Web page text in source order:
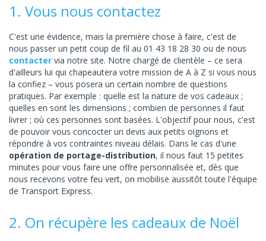
1. Vous nous contactez
C'est une évidence, mais la première chose à faire, c'est de
nous passer un petit coup de fil au 01 43 18 28 30 ou de nous
contacter via notre site. Notre chargé de clientèle – ce sera
d'ailleurs lui qui chapeautera votre mission de A à Z si vous nous
la confiez – vous posera un certain nombre de questions
pratiques. Par exemple : quelle est la nature de vos cadeaux ;
quelles en sont les dimensions ; combien de personnes il faut
livrer ; où ces personnes sont basées. L'objectif pour nous, c'est
de pouvoir vous concocter un devis aux petits oignons et
répondre à vos contraintes niveau délais. Dans le cas d'une
opération de portage-distribution, il nous faut 15 petites
minutes pour vous faire une offre personnalisée et, dès que
nous recevons votre feu vert, on mobilise aussitôt toute l'équipe
de Transport Express.
2. On récupère les cadeaux de Noël